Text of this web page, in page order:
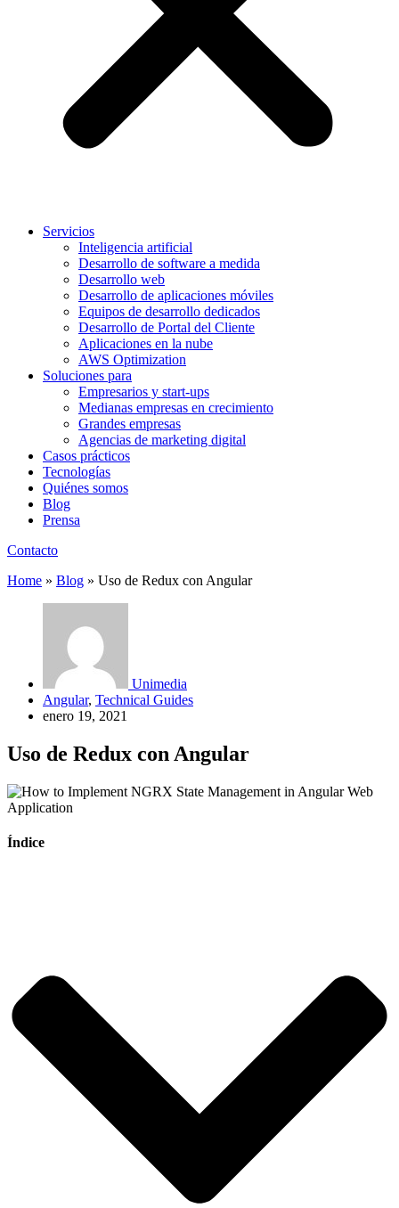
Servicios
Inteligencia artificial
Desarrollo de software a medida
Desarrollo web
Desarrollo de aplicaciones móviles
Equipos de desarrollo dedicados
Desarrollo de Portal del Cliente
Aplicaciones en la nube
AWS Optimization
Soluciones para
Empresarios y start-ups
Medianas empresas en crecimiento
Grandes empresas
Agencias de marketing digital
Casos prácticos
Tecnologías
Quiénes somos
Blog
Prensa
Contacto
Home » Blog » Uso de Redux con Angular
Unimedia
Angular, Technical Guides
enero 19, 2021
Uso de Redux con Angular
Índice